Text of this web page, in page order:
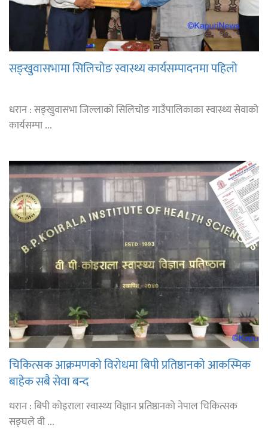
सङ्खुवासभामा सिलिचोङ स्वास्थ्य कार्यसम्पादनमा पहिलो
धरान : सङ्खुवासभा जिल्लाको सिलिचोङ गाउँपालिकाका स्वास्थ्य सेवाको
कार्यसम्पा ...
चिकित्सक आक्रमणको विरोधमा बिपी प्रतिष्ठानको आकस्मिक
बाहेक सबै सेवा बन्द
धरान : बिपी कोइराला स्वास्थ्य विज्ञान प्रतिष्ठानको नेपाल चिकित्सक
सङ्घले वी ...